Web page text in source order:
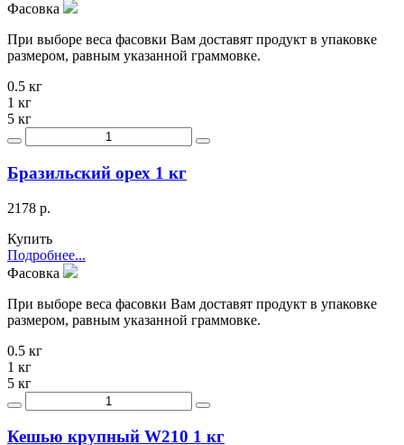
Фасовка
При выборе веса фасовки Вам доставят продукт в упаковке
размером, равным указанной граммовке.
0.5 кг
1 кг
5 кг
Бразильский орех 1 кг
2178 р.
Купить
Подробнее...
Фасовка
При выборе веса фасовки Вам доставят продукт в упаковке
размером, равным указанной граммовке.
0.5 кг
1 кг
5 кг
Кешью крупный W210 1 кг